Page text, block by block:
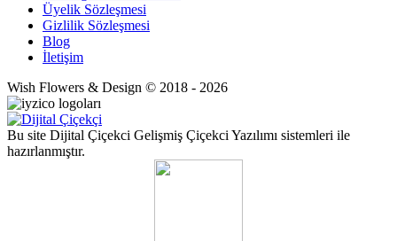
Üyelik Sözleşmesi
Gizlilik Sözleşmesi
Blog
İletişim
Wish Flowers & Design © 2018 - 2026
Bu site Dijital Çiçekci Gelişmiş Çiçekci Yazılımı sistemleri ile
hazırlanmıştır.